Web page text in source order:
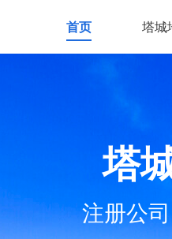
首页 塔城
塔
注册公